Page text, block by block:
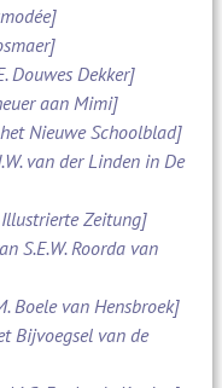
Douwes Dekker]
aan Mimi]
Nieuwe Schoolblad]
van der Linden in De
Zeitung]
S.E.W. Roorda van
Boele van Hensbroek]
Bijvoegsel van de